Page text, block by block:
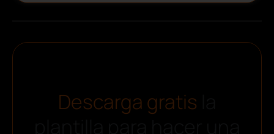
Descarga gratis